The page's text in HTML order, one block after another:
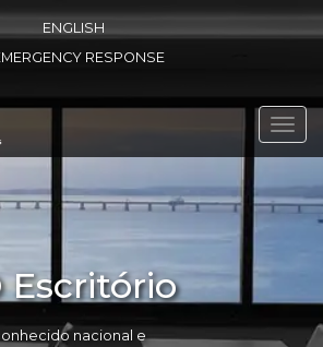
ENGLISH
RESPONSE
Escritório
nacional e